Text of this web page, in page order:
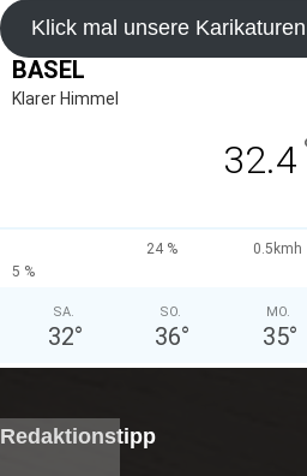
Klick mal unsere
BASEL
Klarer Himmel
32.4
24 %
0.5kmh
5 %
SA.
32°
SO.
36°
MO.
35°
Redaktionstipp